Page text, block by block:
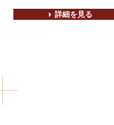
詳細を見る